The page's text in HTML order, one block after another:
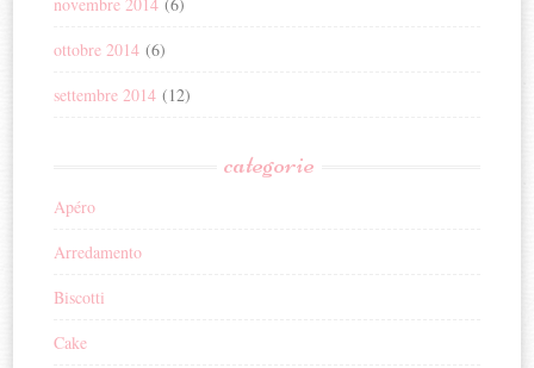
ottobre 2014 (6)
settembre 2014 (12)
categorie
Apéro
Arredamento
Biscotti
Cake